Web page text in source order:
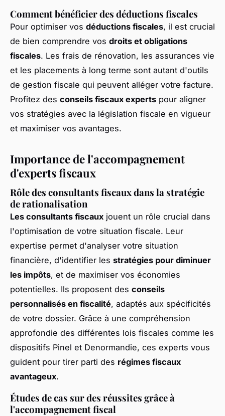
Comment bénéficier des déductions fiscales
Pour optimiser vos déductions fiscales, il est crucial
de bien comprendre vos droits et obligations
fiscales. Les frais de rénovation, les assurances vie
et les placements à long terme sont autant d'outils
de gestion fiscale qui peuvent alléger votre facture.
Profitez des conseils fiscaux experts pour aligner
vos stratégies avec la législation fiscale en vigueur
et maximiser vos avantages.
Importance de l'accompagnement
d'experts fiscaux
Rôle des consultants fiscaux dans la stratégie
de rationalisation
Les consultants fiscaux jouent un rôle crucial dans
l'optimisation de votre situation fiscale. Leur
expertise permet d'analyser votre situation
financière, d'identifier les stratégies pour diminuer
les impôts, et de maximiser vos économies
potentielles. Ils proposent des conseils
personnalisés en fiscalité, adaptés aux spécificités
de votre dossier. Grâce à une compréhension
approfondie des différentes lois fiscales comme les
dispositifs Pinel et Denormandie, ces experts vous
guident pour tirer parti des régimes fiscaux
avantageux.
Études de cas sur des réussites grâce à
l'accompagnement fiscal